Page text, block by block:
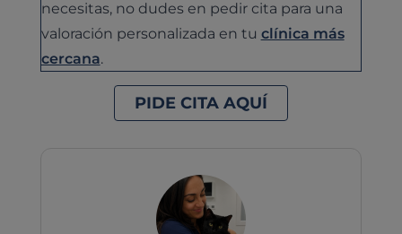
necesitas, no dudes en pedir cita para una
valoración personalizada en tu clínica más
cercana.
PIDE CITA AQUÍ